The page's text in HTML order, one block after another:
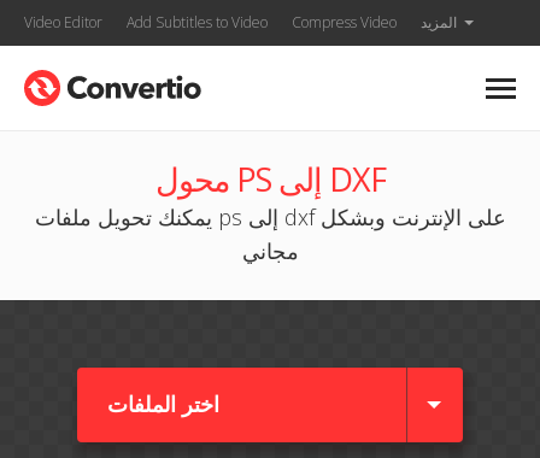
Video Editor Add Subtitles to Video Compress Video المزيد
محول PS إلى DXF
يمكنك تحويل ملفات ps إلى dxf على الإنترنت وبشكل
مجاني
اختر الملفات